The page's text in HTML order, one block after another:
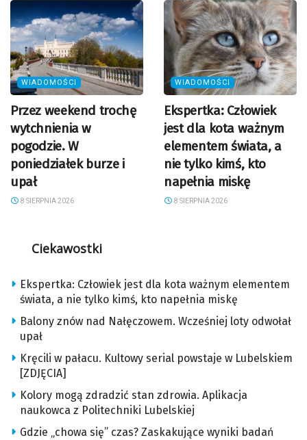
WIADOMOŚCI
Przez weekend trochę
wytchnienia w
pogodzie. W
poniedziałek burze i
upał
8 SIERPNIA 2026
WIADOMOŚCI
Ekspertka: Człowiek
jest dla kota ważnym
elementem świata, a
nie tylko kimś, kto
napełnia miskę
8 SIERPNIA 2026
Ciekawostki
Ekspertka: Człowiek jest dla kota ważnym elementem
świata, a nie tylko kimś, kto napełnia miskę
Balony znów nad Nałęczowem. Wcześniej loty odwołał
upał
Kręcili w pałacu. Kultowy serial powstaje w Lubelskiem
[ZDJĘCIA]
Kolory mogą zdradzić stan zdrowia. Aplikacja
naukowca z Politechniki Lubelskiej
Gdzie „chowa się” czas? Zaskakujące wyniki badań